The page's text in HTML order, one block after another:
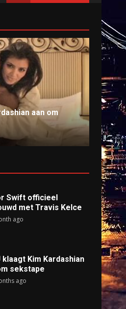
aan om
Anti-
9
Swift officieel
met Travis Kelce
ago
klaagt Kim Kardashian
sekstape
ago